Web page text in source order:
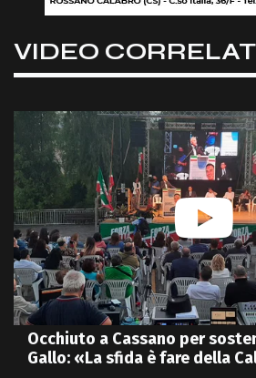
VIDEO
Occhiuto a Cassano per
Gallo: «La sfida è fare della